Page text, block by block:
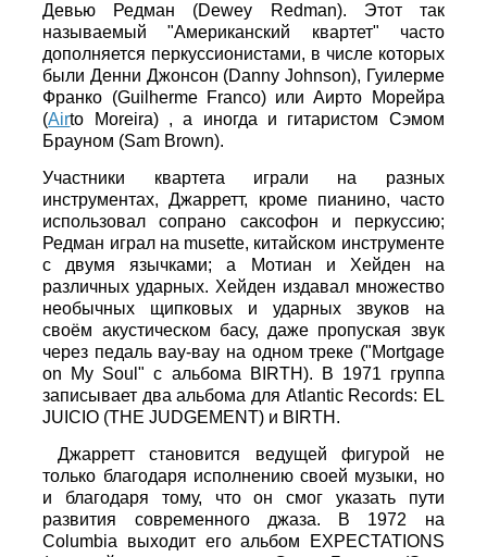
Девью Редман (Dewey Redman). Этот так
называемый "Американский квартет" часто
дополняется перкуссионистами, в числе которых
были Денни Джонсон (Danny Johnson), Гуилерме
Франко (Guilherme Franco) или Аирто Морейра
(Airto Moreira) , а иногда и гитаристом Сэмом
Брауном (Sam Brown).
Участники квартета играли на разных
инструментах, Джарретт, кроме пианино, часто
использовал сопрано саксофон и перкуссию;
Редман играл на musette, китайском инструменте
с двумя язычками; а Мотиан и Хейден на
различных ударных. Хейден издавал множество
необычных щипковых и ударных звуков на
своём акустическом басу, даже пропуская звук
через педаль вау-вау на одном треке ("Mortgage
on My Soul" с альбома BIRTH). В 1971 группа
записывает два альбома для Atlantic Records: EL
JUICIO (THE JUDGEMENT) и BIRTH.
Джарретт становится ведущей фигурой не
только благодаря исполнению своей музыки, но
и благодаря тому, что он смог указать пути
развития современного джаза. В 1972 на
Columbia выходит его альбом EXPECTATIONS